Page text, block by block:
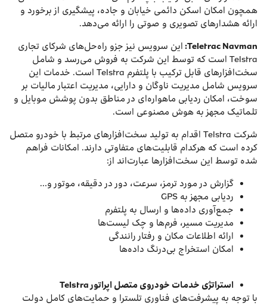
همچون امکان اسکن دائمی خیابان و جاده، پیشگیری از برخورد و
ارائه هشدارهای تصویری و صوتی را ارائه می‌دهد.
Teletrac Navman
: این سرویس نیز جزو راه‌حل‌های شرکای تجاری
Telstra است که توسط این شرکت به فروش می‌رسد و شامل
سخت‌افزارهای قابل ترکیب با پلتفرم Telstra است. خدمات این
سرویس شامل مدیریت ناوگان و دارایی، مدیریت اعتبار مالیات بر
سوخت، امکان ردیابی ماهواره‌ای در مناطق بدون پوشش موبایل و
تلماتیک مجهز به هوش مصنوعی است.
شرکت Telstra اقدام به تولید سخت‌افزارهای مرتبط با خودرو متصل
کرده است که هرکدام قابلیت‌های متفاوتی دارند. امکانات فراهم
شده توسط این سخت‌افزارها عبارت‌اند از:
گزارش‌ در مورد ترمز، سرعت، دور در دقیقه، موتور و…
ردیابی مجهز به GPS
جمع‌آوری داده‌ها و ارسال به پلتفرم
مدیریت مسیر، فرم‌ها و چک لیست‌ها
ارائه اطلاعات مکان و رفتار رانندگی
امکان استخراج بی‌درنگ داده‌ها
استراتژی خدمات خودروی متصل اپراتور
با توجه به پیشرفت‌های فناوری تلسترا و حمایت‌های کامل دولت